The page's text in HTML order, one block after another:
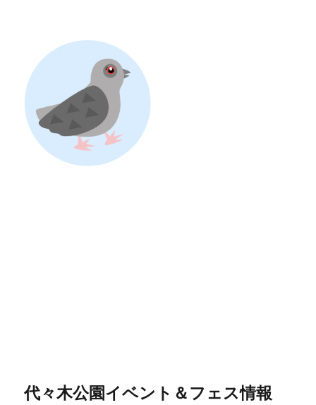
代々木公園イベント＆フェス情報